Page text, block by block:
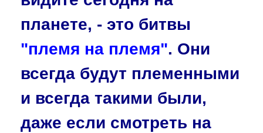
планете, - это битвы
"племя на племя". Они
всегда будут племенными
и всегда такими были,
даже если смотреть на